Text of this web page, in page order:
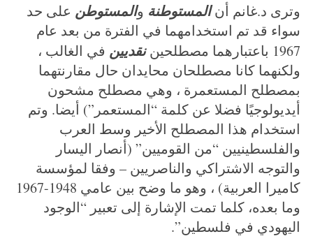
وترى د.غانم أنالمستوطنة والمستوطن على حد
سواء قد تم استخدامهما في الفترة من بعد عام
1967 باعتبارهما مصطلحين
نقديين في الغالب ،
ولكنهما كانا مصطلحان محايدان حال مقارنتهما
بمصطلح المستعمرة ، وهي مصطلح مشحون
أيديولوجيًا فضلا عن كلمة “المستعمر”) أيضا. وتم
استخدام هذا المصطلح الأخير وسط العرب
والفلسطينيين “من القوميين” (أنصار اليسار
والتوجه الاشتراكي والناصريين – وفقا لمؤسسة
كاميرا العربية) ، وهو ما وضح بين عامي 1948-1967
وما بعده، كلما تمت الإشارة إلى تعبير “الوجود
اليهودي في فلسطين”.